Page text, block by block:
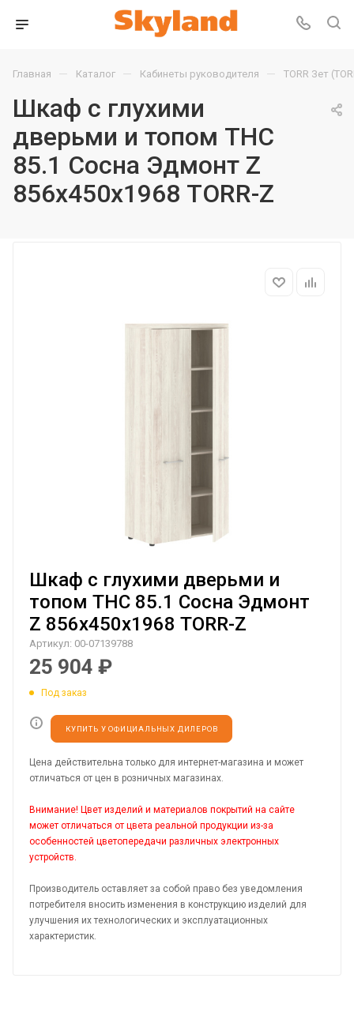
Главная — Каталог — Кабинеты руководителя — TORR Зет
Шкаф с глухими
дверьми и топом THC
85.1 Сосна Эдмонт Z
856х450х1968 TORR-Z
Шкаф с глухими дверьми и
топом THC 85.1 Сосна Эдмонт
Z 856х450х1968 TORR-Z
Артикул: 00-07139788
25 904 ₽
Под заказ
КУПИТЬ У ОФИЦИАЛЬНЫХ ДИЛЕРОВ
Цена действительна только для интернет-магазина и может
отличаться от цен в розничных магазинах.
Внимание! Цвет изделий и материалов покрытий на сайте
может отличаться от цвета реальной продукции из-за
особенностей цветопередачи различных электронных
устройств.
Производитель оставляет за собой право без уведомления
потребителя вносить изменения в конструкцию изделий для
улучшения их технологических и эксплуатационных
характеристик.